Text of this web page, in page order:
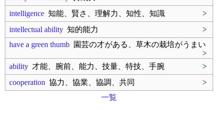
intelligence 知能、賢さ、理解力、知性、知識
>
intellectual ability 知的能力
>
have a green thumb 園芸の才がある、草木の栽培がうまい
>
ability 才能、腕前、能力、技量、特技、手腕
>
cooperation 協力、協業、協調、共同
>
一覧